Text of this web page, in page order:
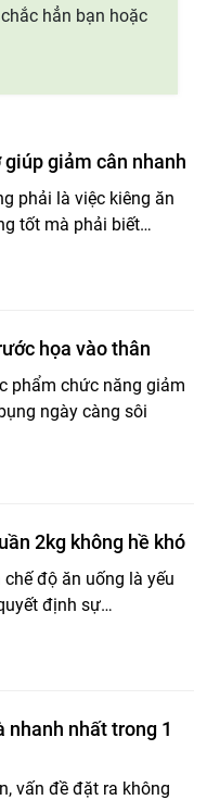
hẳn bạn hoặc
giảm cân nhanh
phải là việc kiêng ăn
tốt mà phải biết…
họa vào thân
phẩm chức năng giảm
ngày càng sôi
2kg không hề khó
độ ăn uống là yếu
định sự…
nhanh nhất trong 1
vấn đề đặt ra không